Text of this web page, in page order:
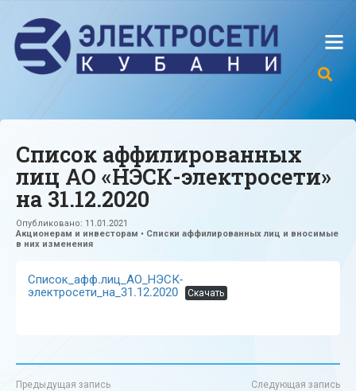
Список аффилированных
лиц АО «НЭСК-электросети»
на 31.12.2020
Опубликовано: 11.01.2021
Акционерам и инвесторам • Списки аффилированных лиц и вносимые
в них изменения
Список_афф.лиц_АО_НЭСК-
электросети_на_31.12.2020
Скачать
Предыдущая запись Следующая запись